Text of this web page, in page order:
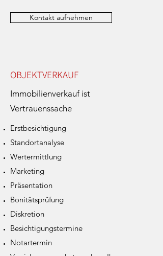
Kontakt aufnehmen
OBJEKTVERKAUF
Immobilienverkauf ist
Vertrauenssache
Erstbesichtigung
Standortanalyse
Wertermittlung
Marketing
Präsentation
Bonitätsprüfung
Diskretion
Besichtigungstermine
Notartermin